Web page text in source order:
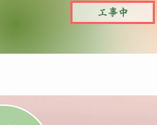
工事中